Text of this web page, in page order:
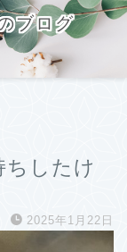
ブログ
したけ
2025年1月22日